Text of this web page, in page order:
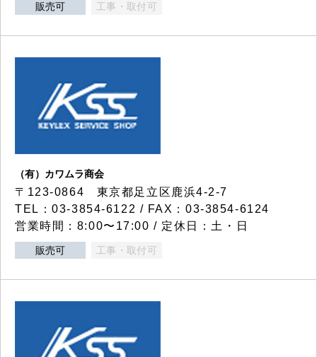
販売可 工事・取付可
（有）カワムラ商会
〒123-0864 東京都足立区鹿浜4-2-7
TEL：03-3854-6122 / FAX：03-3854-6124
営業時間：8:00〜17:00 / 定休日：土・日
販売可 工事・取付可